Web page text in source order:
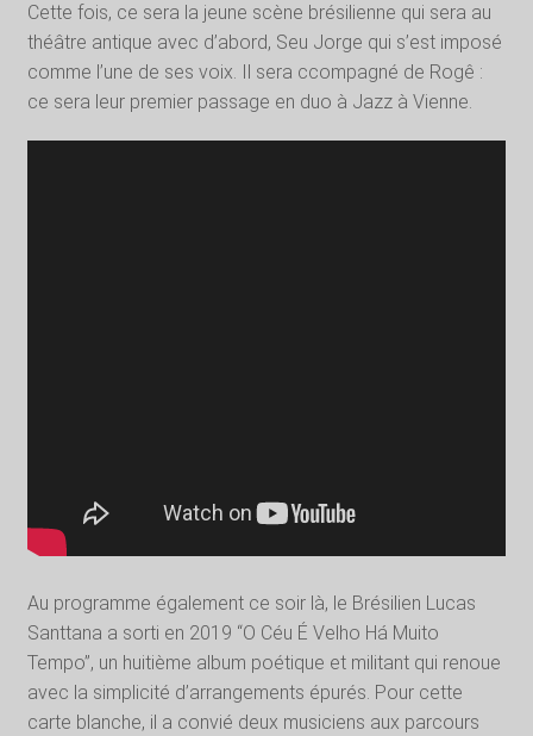
Cette fois, ce sera la jeune scène brésilienne qui sera au
théâtre antique avec d’abord, Seu Jorge qui s’est imposé
comme l’une de ses voix. Il sera ccompagné de Rogê :
ce sera leur premier passage en duo à Jazz à Vienne.
Au programme également ce soir là, le Brésilien Lucas
Santtana a sorti en 2019 “O Céu É Velho Há Muito
Tempo”, un huitième album poétique et militant qui renoue
avec la simplicité d’arrangements épurés. Pour cette
carte blanche, il a convié deux musiciens aux parcours